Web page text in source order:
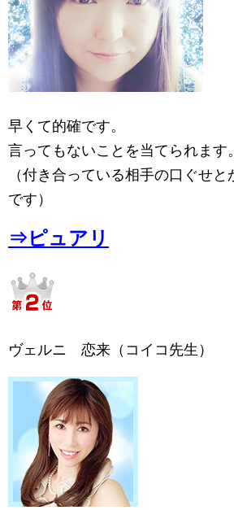
早くて的確です。
言ってもないことを当てられます。
（付き合っている相手の口ぐせ
です）
⇒ピュアリ
ヴェルニ 恋来（コイコ先生）